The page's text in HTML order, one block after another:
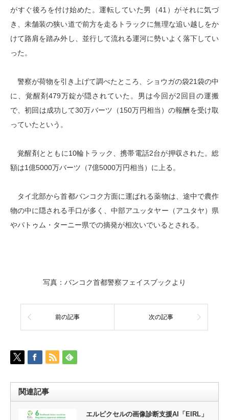
がすぐ後ろを付け始めた。運転していた男（41）がそれに気づ
き、未舗装の狭い道で前方を走るトラックに無理な追い越しをか
けて路肩を踏み外し、並行して流れる運河に勢いよく落下してい
った。
警察が荷物を引き上げて調べたところ、ショウガの袋21袋の中
に、覚醒剤479万錠が隠されていた。男は今回が2回目の運搬
で、初回は成功して30万バーツ（150万円相当）の報酬を受け取
っていたという。
覚醒剤とともに10輪トラック、携帯電話2台が押収された。総
額は1億5000万バーツ（7億5000万円相当）に上る。
タイ北部から首都バンコク方面に運ばれる薬物は、途中で農作
物の中に隠される手口が多く、中部アユッタヤー（アユタヤ）県
やパトゥム・ターニー県での摘発が相次いでいるとされる。
写真：バンコク首都警察フェイスブックより
前の記事 次の記事
関連記事
エルピクセルの画像診断支援AI「EIRL」